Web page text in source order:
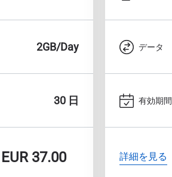
2GB/Day
30 日
EUR37.00
データ
有効期間
詳細を見る